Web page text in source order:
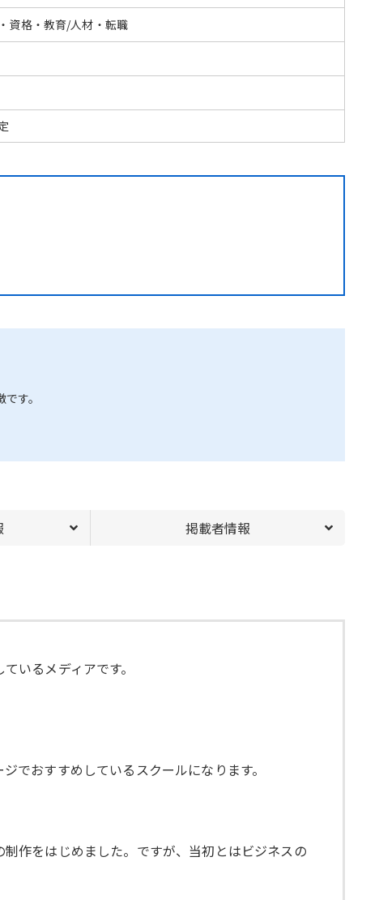
資格・教育/人材・転職
す。
掲載者情報
いるメディアです。
でおすすめしているスクールになります。
作をはじめました。ですが、当初とはビジネスの